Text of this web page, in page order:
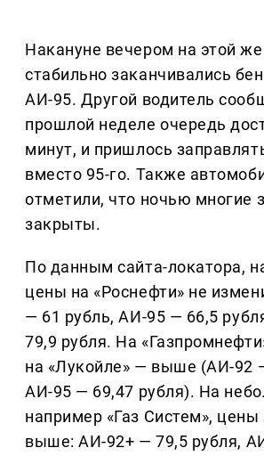
Накануне вечером на этой
стабильно заканчивались
АИ-95. Другой водитель
прошлой неделе очередь
минут, и пришлось
вместо 95-го. Также
отметили, что ночью многие
закрыты.
По данным сайта-локатора,
цены на «Роснефти» не
— 61 рубль, АИ-95 — 66,5
79,9 рубля. На
на «Лукойле» — выше (АИ-92
АИ-95 — 69,47 рубля). На
например «Газ Систем», цены
выше: АИ-92+ — 79,5 рубля,